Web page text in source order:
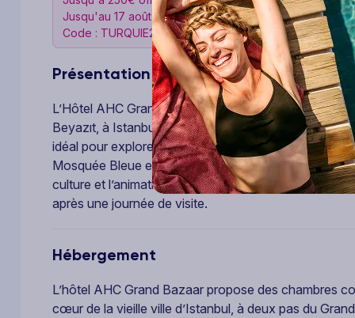
Jusqu'au 17 août 2026 !
Code : TURQUIE26
Présentation
L’Hôtel AHC Grand Bazaar 4* est un établissement
Beyazıt, à Istanbul. Alliant confort moderne et
idéal pour explorer la vieille ville et ses sites
Mosquée Bleue et le Palais de Topkapi permet aux
culture et l’animation d’Istanbul, tout en bénéficiant
après une journée de visite.
Hébergement
L’hôtel AHC Grand Bazaar propose des chambres
cœur de la vieille ville d’Istanbul, à deux pas du